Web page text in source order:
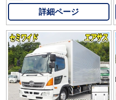
詳細ページ